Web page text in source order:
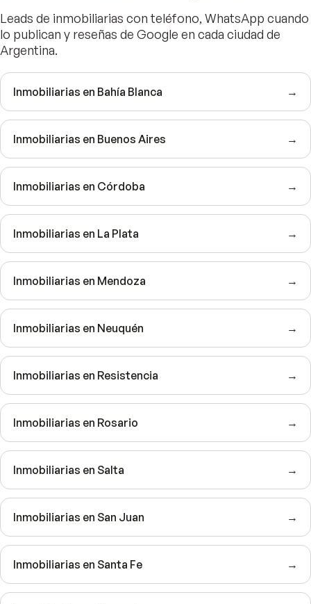
Leads de inmobiliarias con teléfono, WhatsApp cuando
lo publican y reseñas de Google en cada ciudad de
Argentina.
Inmobiliarias en Bahía Blanca →
Inmobiliarias en Buenos Aires →
Inmobiliarias en Córdoba →
Inmobiliarias en La Plata →
Inmobiliarias en Mendoza →
Inmobiliarias en Neuquén →
Inmobiliarias en Resistencia →
Inmobiliarias en Rosario →
Inmobiliarias en Salta →
Inmobiliarias en San Juan →
Inmobiliarias en Santa Fe →